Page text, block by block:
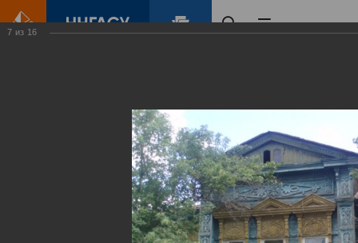
Виртуальные
выставки
(фотоальбомы)
7 из 16